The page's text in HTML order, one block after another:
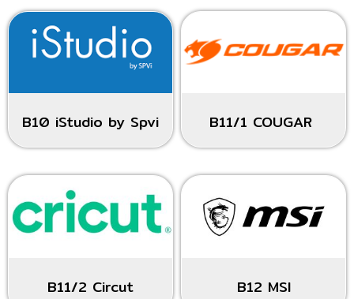
B10 iStudio by Spvi B11/1 COUGAR
B11/2 Circut B12 MSI